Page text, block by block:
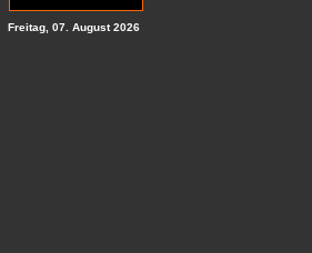
Freitag, 07. August 2026